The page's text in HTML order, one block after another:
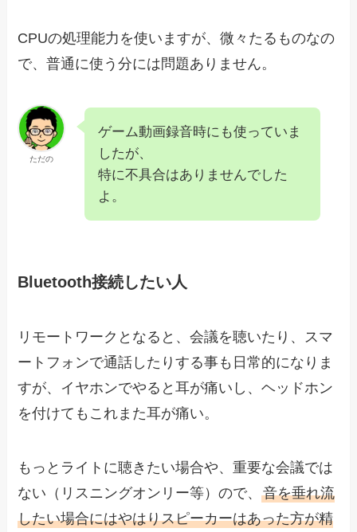
CPUの処理能力を使いますが、微々たるものなの
で、普通に使う分には問題ありません。
ただの
ゲーム動画録音時にも使っていま
したが、
特に不具合はありませんでした
よ。
Bluetooth接続したい人
リモートワークとなると、会議を聴いたり、スマ
ートフォンで通話したりする事も日常的になりま
すが、イヤホンでやると耳が痛いし、ヘッドホン
を付けてもこれまた耳が痛い。
もっとライトに聴きたい場合や、重要な会議では
ない（リスニングオンリー等）ので、音を垂れ流
したい場合にはやはりスピーカーはあった方が精